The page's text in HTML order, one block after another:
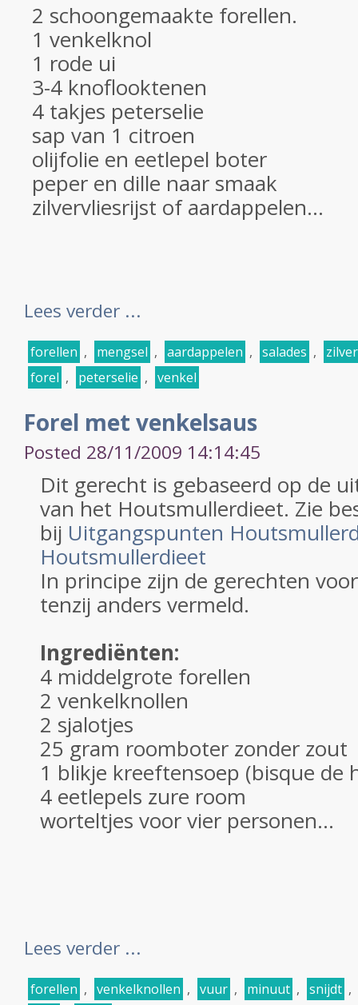
2 schoongemaakte forellen.
1 venkelknol
1 rode ui
3-4 knoflooktenen
4 takjes peterselie
sap van 1 citroen
olijfolie en eetlepel boter
peper en dille naar smaak
zilvervliesrijst of aardappelen...
Lees verder ...
forellen , mengsel , aardappelen , salades ,
forel , peterselie , venkel
Forel met venkelsaus
Posted 28/11/2009 14:14:45
Dit gerecht is gebaseerd op de
van het Houtsmullerdieet. Zie
bij Uitgangspunten
Houtsmullerdieet
In principe zijn de gerechten
tenzij anders vermeld.
Ingrediënten:
4 middelgrote forellen
2 venkelknollen
2 sjalotjes
25 gram roomboter zonder zout
1 blikje kreeftensoep (bisque de
4 eetlepels zure room
worteltjes voor vier personen...
Lees verder ...
forellen , venkelknollen , vuur , minuut , snijdt ,